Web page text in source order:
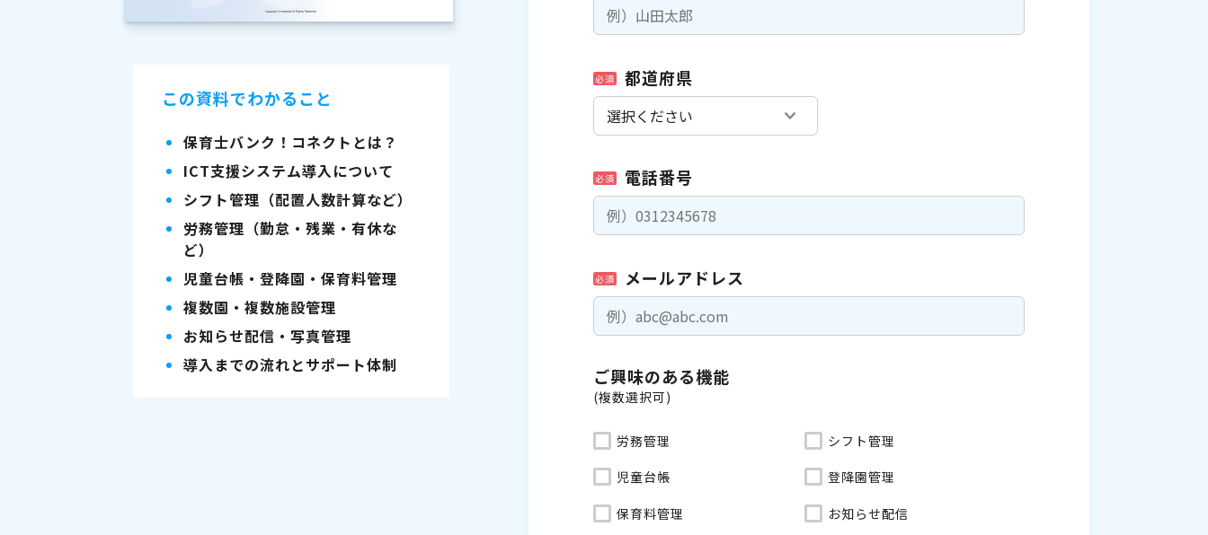
この資料でわかること
保育士バンク！コネクトとは？
ICT支援システム導入について
シフト管理（配置人数計算など）
労務管理（勤怠・残業・有休な
ど）
児童台帳・登降園・保育料管理
複数園・複数施設管理
お知らせ配信・写真管理
導入までの流れとサポート体制
必須 都道府県
必須 電話番号
必須 メールアドレス
ご興味のある機能
(複数選択可)
労務管理 シフト管理
児童台帳 登降園管理
保育料管理 お知らせ配信